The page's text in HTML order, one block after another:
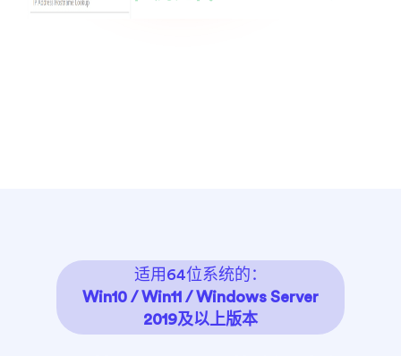
适用64位系统的：
Win10 / Win11 / Windows Server
2019及以上版本